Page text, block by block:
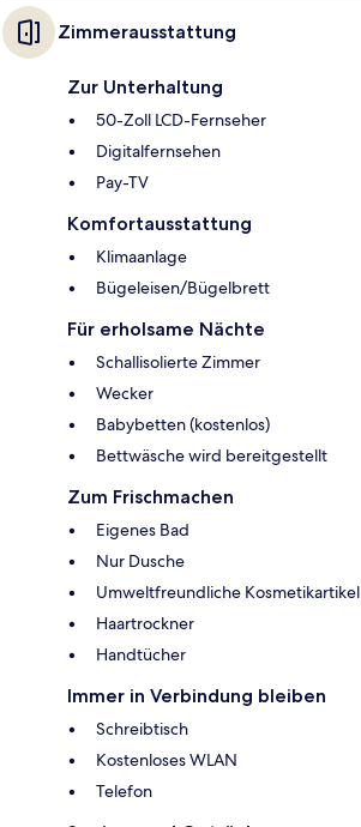
Zimmerausstattung
Zur Unterhaltung
50-Zoll LCD-Fernseher
Digitalfernsehen
Pay-TV
Komfortausstattung
Klimaanlage
Bügeleisen/Bügelbrett
Für erholsame Nächte
Schallisolierte Zimmer
Wecker
Babybetten (kostenlos)
Bettwäsche wird bereitgestellt
Zum Frischmachen
Eigenes Bad
Nur Dusche
Umweltfreundliche Kosmetikartikel
Haartrockner
Handtücher
Immer in Verbindung bleiben
Schreibtisch
Kostenloses WLAN
Telefon